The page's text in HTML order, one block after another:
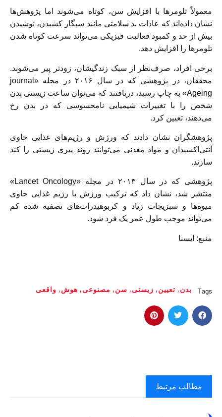
معمولاً تلومر‌ها با افزایش سن، کوتاه می‌شوند اما پژوهش‌ها
نشان داده‌اند که عادات بد سلامتی مانند سیگار کشیدن، نوشیدن
بیش از حد و کمبود فعالیت فیزیکی می‌تواند سرعت کوتاه شدن
تلومر‌ها را افزایش دهد.
برخی افراد، صرف‌نظر از سبک زندگیشان، زود‌تر پیر می‌شوند.
محققان، در پژوهشی که در سال ۲۰۱۶ در مجله «journal
Ageing» به چاپ رسید، دریافتند که می‌توان ساعت زیستی بدن
شخص را با تغییرات شیمیایی نامحسوسی که در بدن رخ
می‌دهند، تعیین کرد.
پژوهشگران نشان دادند که ورزش و رژیم‌های غذایی حاوی
آنتی‌اکسیدان و مواد معدنی می‌توانند روند پیری زیستی را کند
سازند.
پژوهشی که در سال ۲۰۱۳ در مجله «Lancet Oncology»
منتشر شد، نشان داد که ترکیب ورزش با رژیم غذایی حاوی
میوه‌ها و سبزیجات زیاد و کربوهیدرات‌های تصفیه شده کم
می‌تواند موجب طول عمر یک فرد شود.
منبع: ایسنا
Tags بدن, تعیین, زیستی, سن, مصنوعی, هوش, واقعی
مطالب مرتبط